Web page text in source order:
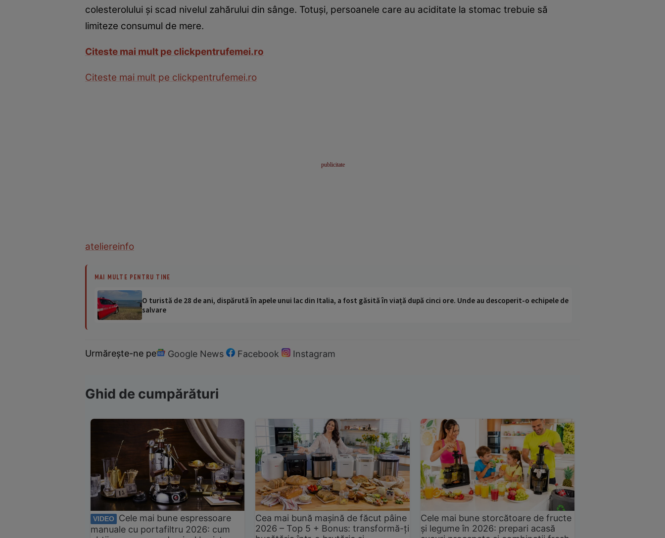
colesterolului şi scad nivelul zahărului din sânge. Totuşi, persoanele care au aciditate la stomac trebuie să
limiteze consumul de mere.
Citeste mai mult pe clickpentrufemei.ro
Citeste mai mult pe clickpentrufemei.ro
ateliereinfo
MAI MULTE PENTRU TINE
O turistă de 28 de ani, dispărută în apele unui lac din Italia, a fost găsită în viață după cinci ore. Unde au descoperit-o echipele de
salvare
Urmărește-ne pe Google News Facebook Instagram
Ghid de cumpărături
VIDEO
Cele mai bune espressoare
manuale cu portafiltru 2026: cum
Cea mai bună mașină de făcut pâine
2026 – Top 5 + Bonus: transformă-ți
Cele mai bune storcătoare de fructe
și legume în 2026: prepari acasă